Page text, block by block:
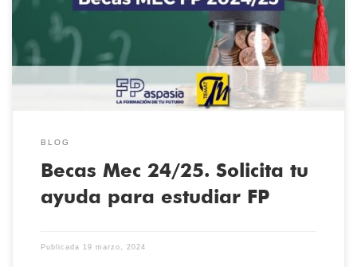
incluye FP, ya están disponibles para solicitar. Desde el día 19 de
marzo hasta el 10 de mayo puedes solicitar la tuya. Si estudias una
FP de Grado Básico, Grado Medio, o Grado Superior, no […]
BLOG
Becas Mec 24/25. Solicita tu
ayuda para estudiar FP
Publicada 19 marzo, 2024